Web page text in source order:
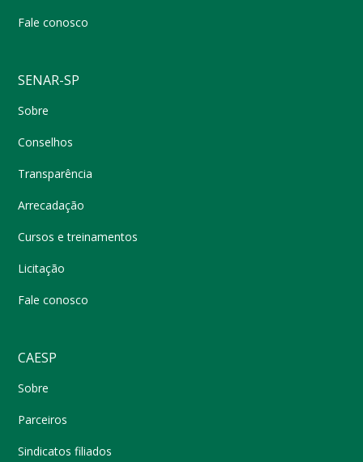
Fale conosco
SENAR-SP
Sobre
Conselhos
Transparência
Arrecadação
Cursos e treinamentos
Licitação
Fale conosco
CAESP
Sobre
Parceiros
Sindicatos filiados